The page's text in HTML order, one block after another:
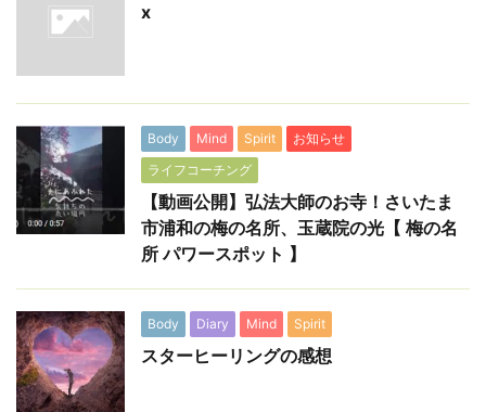
x
Body Mind Spirit
お知らせ
ライフコーチング
【動画公開】弘法大師のお寺！さいたま
市浦和の梅の名所、玉蔵院の光【 梅の名
所 パワースポット 】
Body Diary Mind Spirit
スターヒーリングの感想